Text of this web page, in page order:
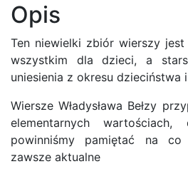
Opis
Ten niewielki zbiór wierszy
wszystkim dla dzieci, a
uniesienia z okresu dzieciństwa
Wiersze Władysława Bełzy
elementarnych
powinniśmy pamiętać na
zawsze aktualne